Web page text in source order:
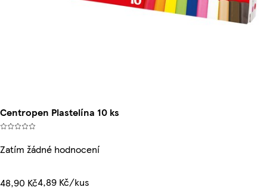
Centropen Plastelína 10 ks
Zatím žádné hodnocení
48,90 Kč4,89 Kč/kus